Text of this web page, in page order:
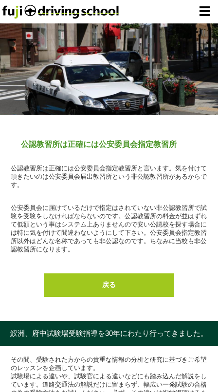
公認教習所は正確には公安委員会指定教習所
公認教習所は正確には公安委員会指定教習所と言います。気を付けて
頂きたいのは公安委員会届出教習所という非公認教習所があるからで
す。
公安委員会に届けているだけで指定はされていない非公認教習所で試
験を受験をしなければならないのです。公認教習所の料金が並はずれ
て低額という事はシステム上ありませんので安い公認校を探す場合に
は特に気を付けて間違わないようにして下さい。公安委員会指定教習
所以外はどんな名称であっても非公認なのです。ちなみに当校も非公
認教習所になります。
戻る
鮫洲、府中試験場受験指導を30年にわたり行ってきました。
その間、受験された方からの貴重な情報の分析と研究に基づきご希望
のレッスンを企画しています。
試験場による違いや、試験官による違いなどにも踏み込んだ解説をし
ています。道路交通法の解説だけに留まらず、幅広い一発試験の合格